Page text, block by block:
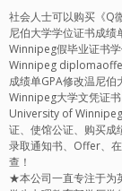
社会人士可以购买《Q
尼伯大学学位证书成
Winnipeg假毕业证书
Winnipeg
成绩单GPA修改温尼
Winnipeg大学文凭证
University of
证、使馆公证、购买成
录取通知书、Offer、
查！
★本公司一直专注于为